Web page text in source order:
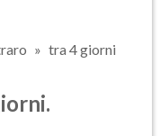
tra 4 giorni